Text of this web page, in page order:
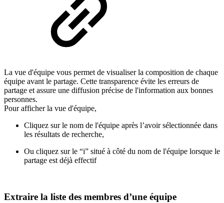
La vue d'équipe vous permet de visualiser la composition de chaque
équipe avant le partage. Cette transparence évite les erreurs de
partage et assure une diffusion précise de l'information aux bonnes
personnes.
Pour afficher la vue d'équipe,
Cliquez sur le nom de l'équipe après l’avoir sélectionnée dans
les résultats de recherche,
Ou cliquez sur le “i” situé à côté du nom de l'équipe lorsque le
partage est déjà effectif
Extraire la liste des membres d’une équipe